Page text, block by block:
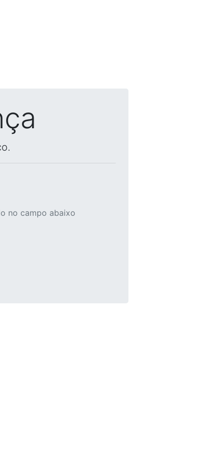
no campo abaixo